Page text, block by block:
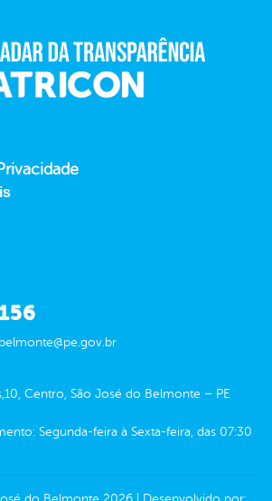
Centro, São José do Belmonte – PE
Segunda-feira à Sexta-feira, das 07:30